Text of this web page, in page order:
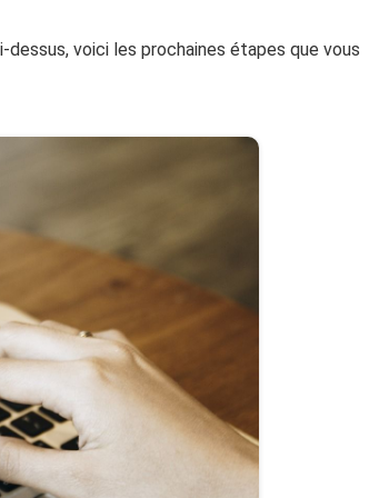
voici les prochaines étapes que vous